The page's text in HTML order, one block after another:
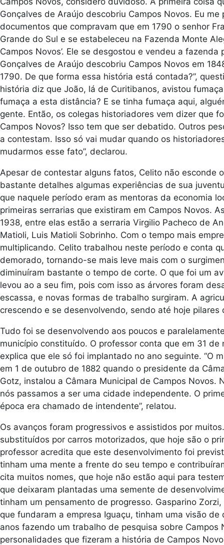
Gonçalves de Araújo descobriu Campos Novos. Eu
documentos que compravam que em 1790 o senhor
Grande do Sul e se estabeleceu na Fazenda Monte
Campos Novos’. Ele se desgostou e vendeu a
Gonçalves de Araújo descobriu Campos Novos em
1790. De que forma essa história está contada?”,
história diz que João, lá de Curitibanos, avistou
fumaça a esta distância? E se tinha fumaça aqui,
gente. Então, os colegas historiadores vem dizer que
Campos Novos? Isso tem que ser debatido. Outros
a contestam. Isso só vai mudar quando os
mudarmos esse fato”, declarou.
Apesar de contestar alguns fatos, Celito não esconde
bastante detalhes algumas experiências de sua
que naquele período eram as mentoras da economia
primeiras serrarias que existiram em Campos Novos.
1938, entre elas estão a serraria Virgilio Pacheco de
Matioli, Luis Matioli Sobrinho. Com o tempo mais
multiplicando. Celito trabalhou neste período e conta
demorado, tornando-se mais leve mais com o
diminuíram bastante o tempo de corte. O que foi um
levou ao a seu fim, pois com isso as árvores foram
escassa, e novas formas de trabalho surgiram. A
crescendo e se desenvolvendo, sendo até hoje pilares
Tudo foi se desenvolvendo aos poucos e
município constituído. O professor conta que em 31
explica que ele só foi implantado no ano seguinte. “O
em 1 de outubro de 1882 quando o presidente da
Gotz, instalou a Câmara Municipal de Campos Novos.
nós passamos a ser uma cidade independente. O
época era chamado de intendente”, relatou.
Os avanços foram progressivos e assistidos por
substituídos por carros motorizados, que hoje são o
professor acredita que este desenvolvimento foi
tinham uma mente a frente do seu tempo e
cita muitos nomes, que hoje não estão aqui para
que deixaram plantadas uma semente de
tinham um pensamento de progresso. Gasparino
que fundaram a empresa Iguaçu, tinham uma visão
anos fazendo um trabalho de pesquisa sobre Campos
personalidades que fizeram a história de Campos